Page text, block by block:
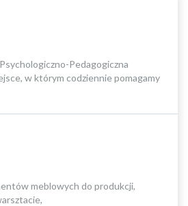
Pedagogiczna
w którym codziennie pomagamy
meblowych do produkcji,